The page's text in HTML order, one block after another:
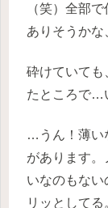
（笑）全部
ありそうか
砕けていて
たところで…
…うん！薄い
があります。
いなのもな
リッとしてる